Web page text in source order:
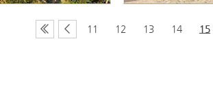
11 12 13 14 15